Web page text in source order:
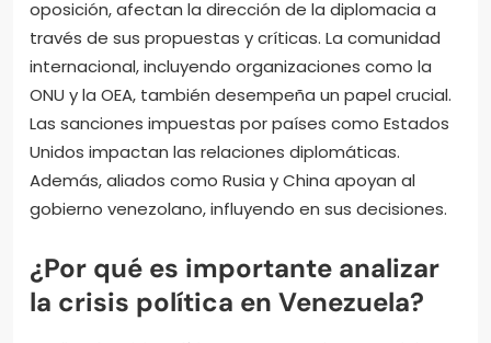
oposición, afectan la dirección de la diplomacia a
través de sus propuestas y críticas. La comunidad
internacional, incluyendo organizaciones como la
ONU y la OEA, también desempeña un papel crucial.
Las sanciones impuestas por países como Estados
Unidos impactan las relaciones diplomáticas.
Además, aliados como Rusia y China apoyan al
gobierno venezolano, influyendo en sus decisiones.
¿Por qué es importante analizar
la crisis política en Venezuela?